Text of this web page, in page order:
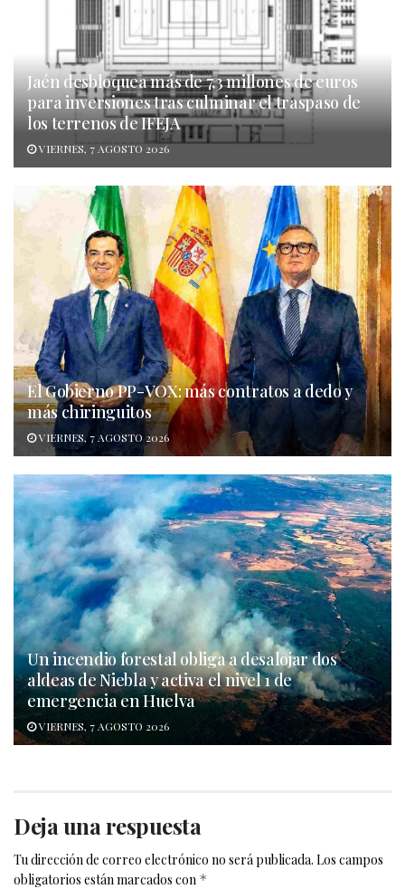
Jaén desbloquea más de 7,3 millones de euros
para inversiones tras culminar el traspaso de
los terrenos de IFEJA
VIERNES, 7 AGOSTO 2026
El Gobierno PP-VOX: más contratos a dedo y
más chiringuitos
VIERNES, 7 AGOSTO 2026
Un incendio forestal obliga a desalojar dos
aldeas de Niebla y activa el nivel 1 de
emergencia en Huelva
VIERNES, 7 AGOSTO 2026
Deja una respuesta
Tu dirección de correo electrónico no será publicada. Los campos
obligatorios están marcados con *